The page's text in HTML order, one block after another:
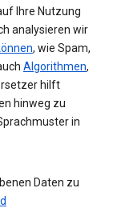
Ihre Nutzung
analysieren wir
, wie Spam,
Algorithmen,
hilft
hinweg zu
in
Daten zu